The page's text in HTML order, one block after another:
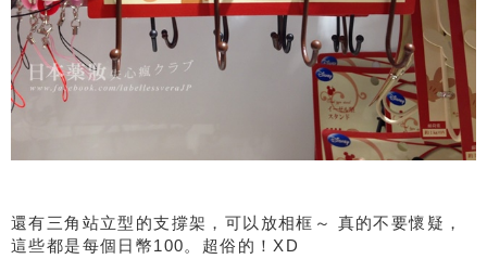
還有三角站立型的支撐架，可以放相框～ 真的不要懷疑，
這些都是每個日幣100。超俗的！XD